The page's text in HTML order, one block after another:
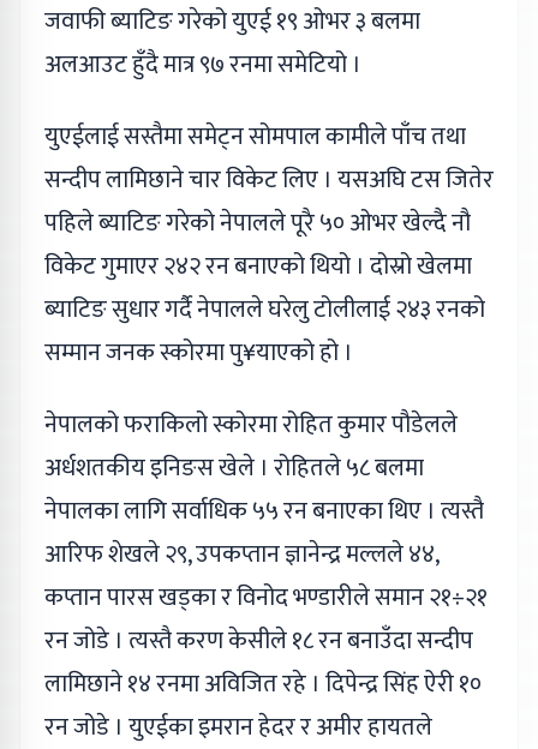
जवाफी ब्याटिङ गरेको युएई १९ ओभर ३ बलमा
अलआउट हुँदै मात्र ९७ रनमा समेटियो ।
युएईलाई सस्तैमा समेट्न सोमपाल कामीले पाँच तथा
सन्दीप लामिछाने चार विकेट लिए । यसअघि टस जितेर
पहिले ब्याटिङ गरेको नेपालले पूरै ५० ओभर खेल्दै नौ
विकेट गुमाएर २४२ रन बनाएको थियो । दोस्रो खेलमा
ब्याटिङ सुधार गर्दै नेपालले घरेलु टोलीलाई २४३ रनको
सम्मान जनक स्कोरमा पु¥याएको हो ।
नेपालको फराकिलो स्कोरमा रोहित कुमार पौडेलले
अर्धशतकीय इनिङस खेले । रोहितले ५८ बलमा
नेपालका लागि सर्वाधिक ५५ रन बनाएका थिए । त्यस्तै
आरिफ शेखले २९, उपकप्तान ज्ञानेन्द्र मल्लले ४४,
कप्तान पारस खड्का र विनोद भण्डारीले समान २१÷२१
रन जोडे । त्यस्तै करण केसीले १८ रन बनाउँदा सन्दीप
लामिछाने १४ रनमा अविजित रहे । दिपेन्द्र सिंह ऐरी १०
रन जोडे । युएईका इमरान हेदर र अमीर हायतले